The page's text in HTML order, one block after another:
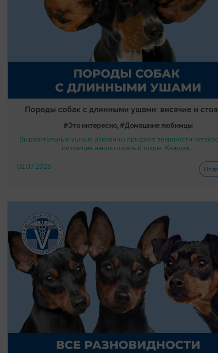
Породы собак с длинными ушами: висячие и
#Это интересно, #Домашние любимцы
Выразительные ушные раковины придают внешности
питомцев неповторимый шарм. Каждая…
02.07.2026